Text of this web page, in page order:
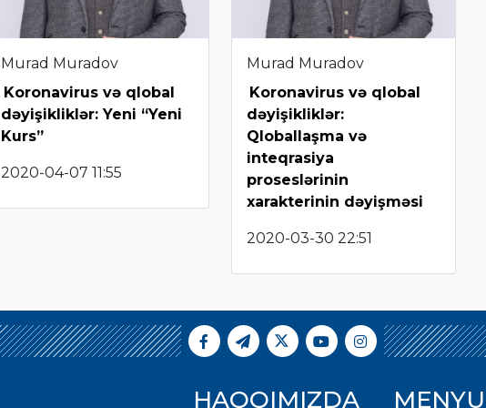
Murad Muradov
Koronavirus və qlobal
dəyişikliklər: Yeni “Yeni
Kurs”
2020-04-07 11:55
Murad Muradov
Koronavirus və qlobal
dəyişikliklər:
Qloballaşma və
inteqrasiya
proseslərinin
xarakterinin dəyişməsi
2020-03-30 22:51
HAQQIMIZDA MENYU